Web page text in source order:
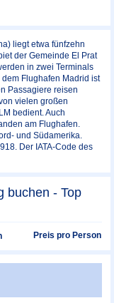
liegt etwa fünfzehn
der Gemeinde El Prat
in zwei Terminals
Flughafen Madrid ist
Passagiere reisen
vielen großen
bedient. Auch
am Flughafen.
und Südamerika.
Der IATA-Code des
buchen - Top
Preis pro Person